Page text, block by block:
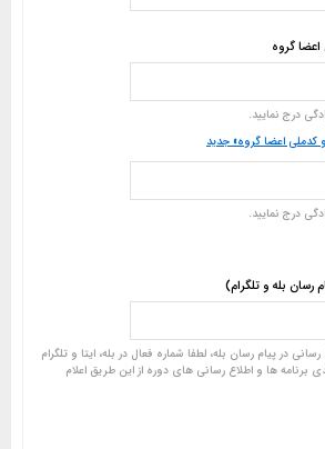
گروه
درج نمایید.
کدملی اعضا گروه» جدید
درج نمایید.
رسان بله و تلگرام)
در پیام رسان بله، لطفا شماره فعال در بله، ایتا و تلگرام
برنامه ها و اطلاع رسانی های دوره از این طریق اعلام